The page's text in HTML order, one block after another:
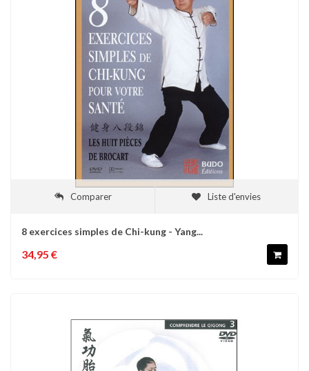
Comparer Liste d'envies
8 exercices simples de Chi-kung - Yang...
34,95 €